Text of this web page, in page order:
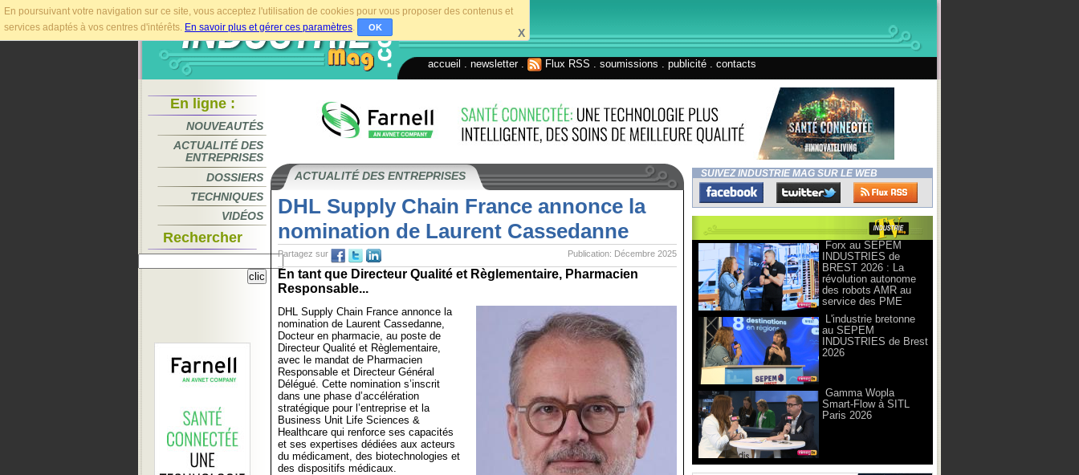
En poursuivant votre navigation sur ce site, vous acceptez l'utilisation de cookies pour vous proposer des contenus et
services adaptés à vos centres d'intérêts. En savoir plus et gérer ces paramètres. OK X
accueil newsletter. Flux RSS soumissions publicité contacts
En ligne :
NOUVEAUTÉS
ACTUALITÉ DES
ENTREPRISES
DOSSIERS
TECHNIQUES
VIDÉOS
Rechercher
ACTUALITÉ DES ENTREPRISES
DHL Supply Chain France annonce la
nomination de Laurent Cassedanne
Publication: Décembre 2025
Partagez sur
En tant que Directeur Qualité et Règlementaire, Pharmacien
Responsable...
DHL Supply Chain France annonce la
nomination de Laurent Cassedanne,
Docteur en pharmacie, au poste de
Directeur Qualité et Règlementaire,
avec le mandat de Pharmacien
Responsable et Directeur Général
Délégué. Cette nomination s’inscrit
dans une phase d’accélération
stratégique pour l’entreprise et la
Business Unit Life Sciences &
Healthcare qui renforce ses capacités
et ses expertises dédiées aux acteurs
du médicament, des biotechnologies et
des dispositifs médicaux.
SUIVEZ INDUSTRIE MAG SUR LE WEB
Forx au SEPEM
INDUSTRIES de
BREST 2026 : La
révolution autonome
des robots AMR au
service des PME
L'industrie bretonne
au SEPEM
INDUSTRIES de Brest
2026
Gamma Wopla
Smart-Flow à SITL
Paris 2026